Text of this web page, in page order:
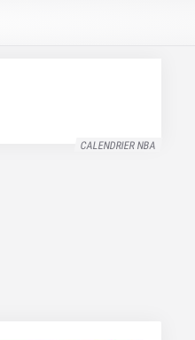
CALENDRIER NBA